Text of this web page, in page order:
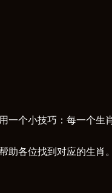
个小技巧：每一个生
各位找到对应的生肖